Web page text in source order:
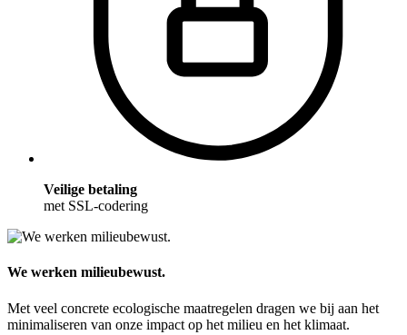
Veilige betaling
met SSL-codering
We werken milieubewust.
Met veel concrete ecologische maatregelen dragen we bij aan het
minimaliseren van onze impact op het milieu en het klimaat.